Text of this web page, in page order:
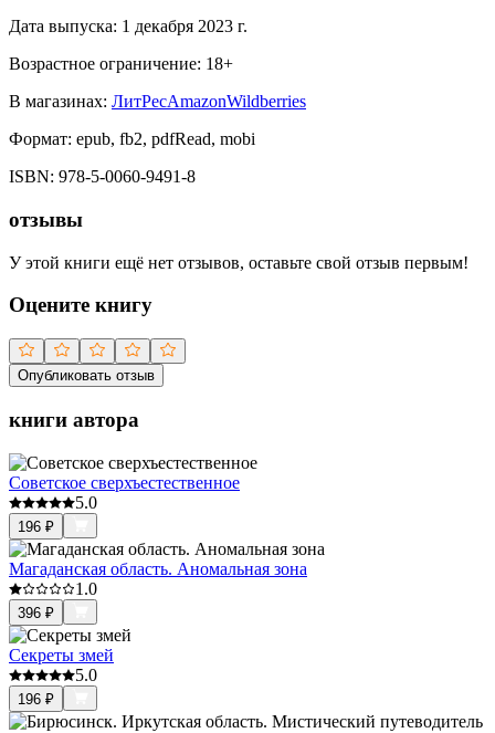
Дата выпуска: 1 декабря 2023 г.
Возрастное ограничение: 18+
В магазинах: ЛитРесAmazonWildberries
Формат: epub, fb2, pdfRead, mobi
ISBN: 978-5-0060-9491-8
отзывы
У этой книги ещё нет отзывов, оставьте свой отзыв первым!
Оцените книгу
Опубликовать отзыв
книги автора
Советское сверхъестественное
5.0
196 ₽
Магаданская область. Аномальная зона
1.0
396 ₽
Секреты змей
5.0
196 ₽